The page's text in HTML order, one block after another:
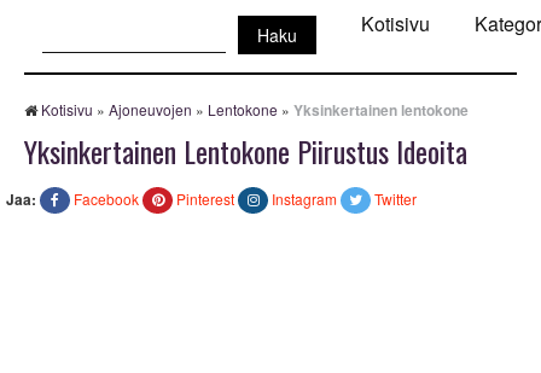
Kotisivu
Kotisivu » Ajoneuvojen » Lentokone » Yksinkertainen lentokone
Yksinkertainen Lentokone Piirustus Ideoita
Jaa: Facebook Pinterest Instagram Twitter